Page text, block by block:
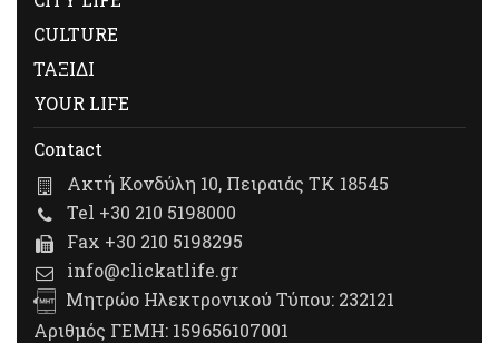
CULTURE
ΤΑΞΙΔΙ
YOUR LIFE
Contact
Ακτή Κονδύλη 10, Πειραιάς ΤΚ 18545
Tel +30 210 5198000
Fax +30 210 5198295
info@clickatlife.gr
Μητρώο Ηλεκτρονικού Τύπου: 232121
Αριθμός ΓΕΜΗ: 159656107001